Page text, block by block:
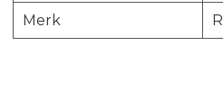
Merk